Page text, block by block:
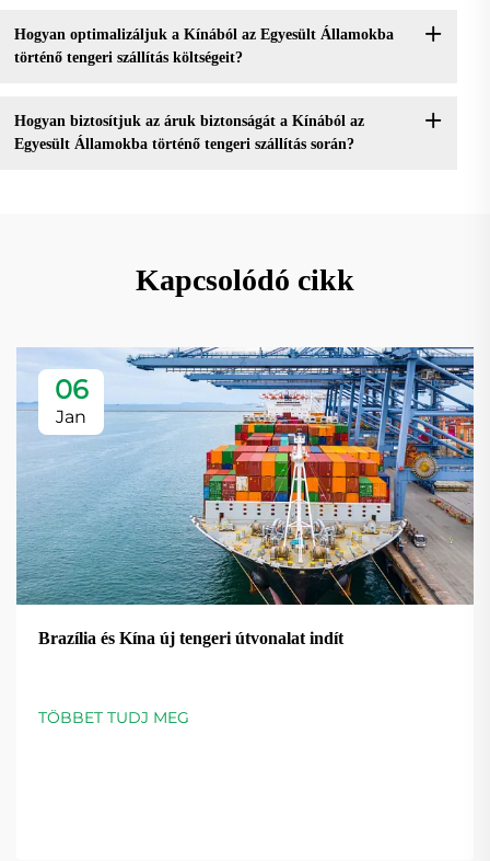
Hogyan optimalizáljuk a Kínából az Egyesült Államokba
történő tengeri szállítás költségeit?
Hogyan biztosítjuk az áruk biztonságát a Kínából az
Egyesült Államokba történő tengeri szállítás során?
Kapcsolódó cikk
06
Jan
Brazília és Kína új tengeri útvonalat indít
TÖBBET TUDJ MEG